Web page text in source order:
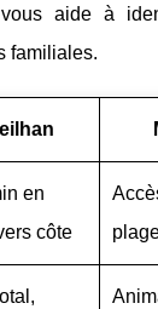
vous aide à
familiales.
en
côte